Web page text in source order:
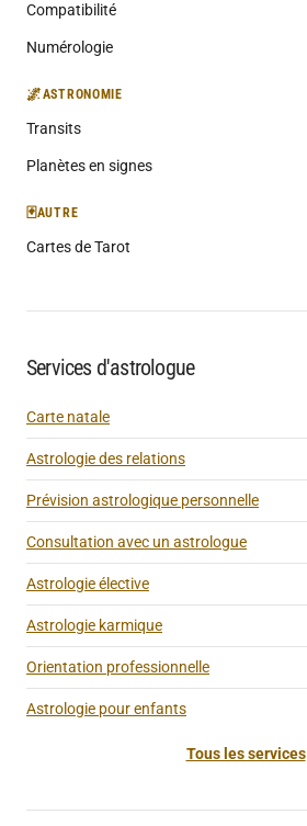
Compatibilité
Numérologie
🌌ASTRONOMIE
Transits
Planètes en signes
🃏AUTRE
Cartes de Tarot
Services d'astrologue
Carte natale
Astrologie des relations
Prévision astrologique personnelle
Consultation avec un astrologue
Astrologie élective
Astrologie karmique
Orientation professionnelle
Astrologie pour enfants
Tous les services